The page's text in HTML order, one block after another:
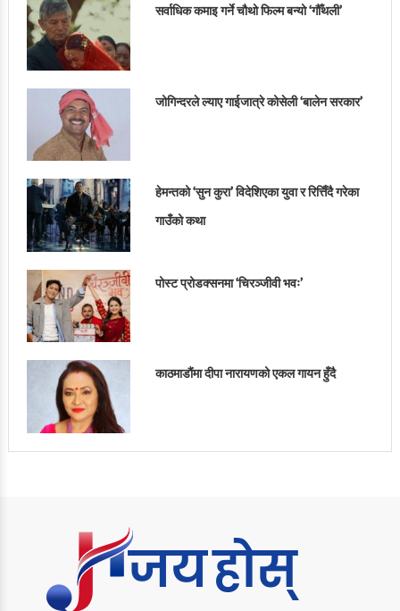
सर्वाधिक कमाइ गर्ने चौथो फिल्म बन्यो ‘गौँथली’
जोगिन्दरले ल्याए गाईजात्रे कोसेली ‘बालेन सरकार’
हेमन्तको ‘सुन कुरा’ विदेशिएका युवा र रित्तिँदै गरेका
गाउँको कथा
पोस्ट प्रोडक्सनमा ‘चिरञ्जीवी भवः’
काठमाडौंमा दीपा नारायणको एकल गायन हुँदै